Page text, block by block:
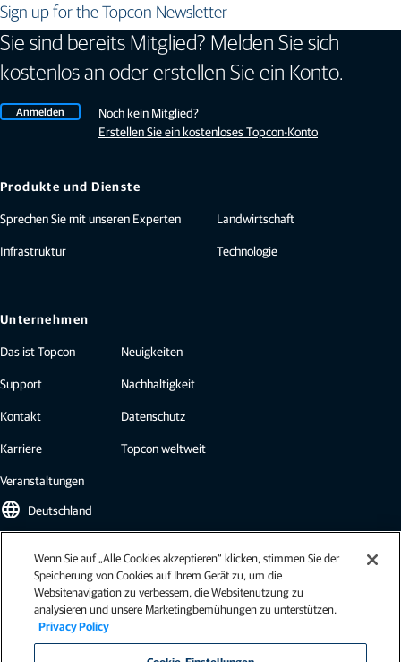
Sign up for the Topcon Newsletter
Sie sind bereits Mitglied? Melden Sie sich
kostenlos an oder erstellen Sie ein Konto.
Anmelden
Noch kein Mitglied?
Erstellen Sie ein kostenloses Topcon-Konto
Produkte und Dienste
Sprechen Sie mit unseren Experten
Infrastruktur
Landwirtschaft
Technologie
Unternehmen
Das ist Topcon
Support
Kontakt
Karriere
Veranstaltungen
Neuigkeiten
Nachhaltigkeit
Datenschutz
Topcon weltweit
language Deutschland
Topcon Newsletter
Abonnieren Sie den Topcon Newsletter und erhalten Sie die neuesten
Brancheninformationen, Fallstudien, Pressemitteilungen und mehr.
Newsletter abonnieren
Wenn Sie auf „Alle Cookies akzeptieren“ klicken, stimmen Sie der
Speicherung von Cookies auf Ihrem Gerät zu, um die
Websitenavigation zu verbessern, die Websitenutzung zu
analysieren und unsere Marketingbemühungen zu unterstützen.
Privacy Policy